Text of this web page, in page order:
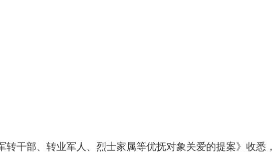
转干部、转业军人、烈士家属等优抚对象关爱的提案》收